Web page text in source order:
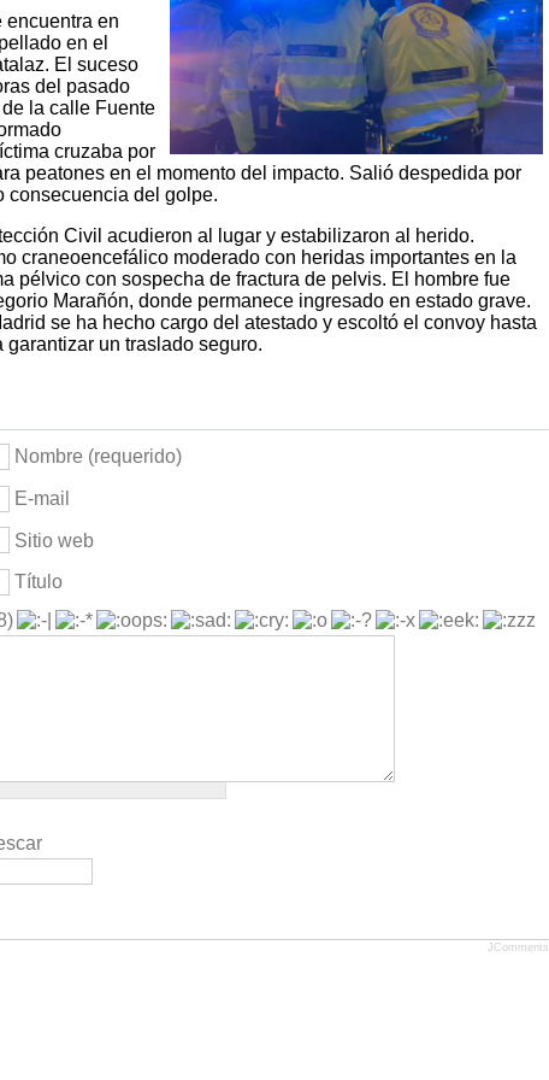
encuentra en
en el
El suceso
del pasado
la calle Fuente
cruzaba por
peatones en el momento del impacto. Salió despedida por
consecuencia del golpe.
Civil acudieron al lugar y estabilizaron al herido.
craneoencefálico moderado con heridas importantes en la
pélvico con sospecha de fractura de pelvis. El hombre fue
Marañón, donde permanece ingresado en estado grave.
se ha hecho cargo del atestado y escoltó el convoy hasta
un traslado seguro.
Nombre (requerido)
E-mail
Sitio web
Título
JComments